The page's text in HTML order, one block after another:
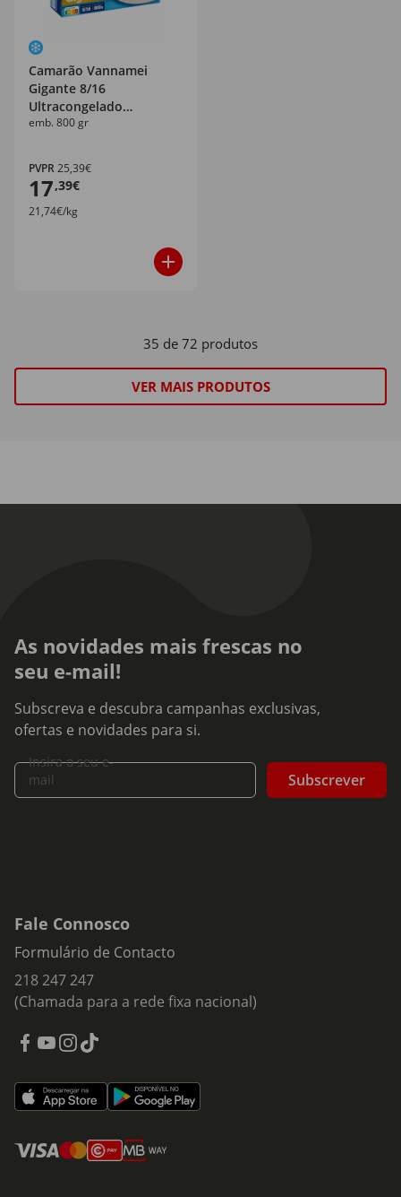
Camarão Vannamei
Gigante 8/16
Ultracongelado
Pescanova
emb. 800 gr
PVPR25,39€
17,39€
21,74€/kg
35 de 72 produtos
VER MAIS PRODUTOS
As novidades mais frescas no
seu e-mail!
Subscreva e descubra campanhas exclusivas,
ofertas e novidades para si.
Insira o seu e-
mail
Subscrever
Fale Connosco
Formulário de Contacto
218 247 247
(Chamada para a rede fixa nacional)